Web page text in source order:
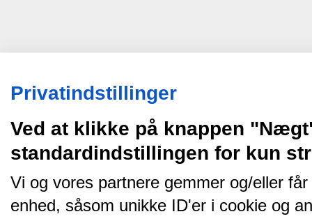
Privatindstillinger
Ved at klikke på knappen
standardindstillingen for kun
Vi og vores partnere gemmer og/eller
enhed, såsom unikke ID'er i cookie og